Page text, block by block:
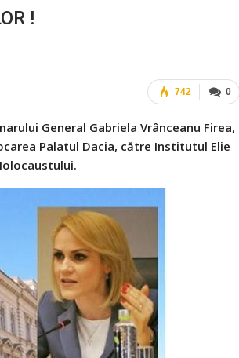
!
0
742
General Gabriela Vrânceanu Firea,
Palatul Dacia, către Institutul Elie